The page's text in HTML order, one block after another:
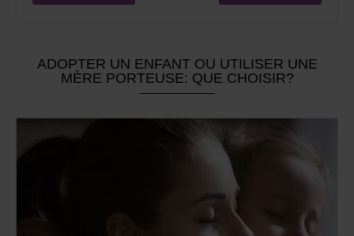
ADOPTER UN ENFANT OU UTILISER UNE
MÈRE PORTEUSE: QUE CHOISIR?